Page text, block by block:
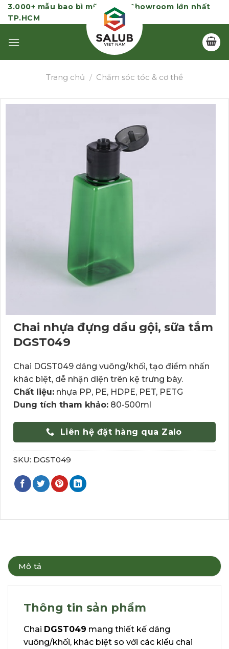
Skip
to
3.000+ mẫu bao bì mỹ phẩm | Showroom lớn nhất
TP.HCM
Trang chủ / Chăm sóc tóc & cơ thể
Chai nhựa đựng dầu gội, sữa tắm
DGST049
Chai DGST049 dáng vuông/khối, tạo điểm nhấn
khác biệt, dễ nhận diện trên kệ trưng bày.
Chất liệu: nhựa PP, PE, HDPE, PET, PETG
Dung tích tham khảo: 80-500ml
Liên hệ đặt hàng qua Zalo
SKU: DGST049
Mô tả
Thông tin sản phẩm
Chai DGST049 mang thiết kế dáng
vuông/khối, khác biệt so với các kiểu chai